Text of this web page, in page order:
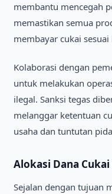
membantu mencegah
memastikan semua
membayar cukai
Kolaborasi dengan
untuk melakukan
ilegal. Sanksi tegas
melanggar ketentuan
usaha dan tuntutan
Alokasi Dana
Sejalan dengan tujuan